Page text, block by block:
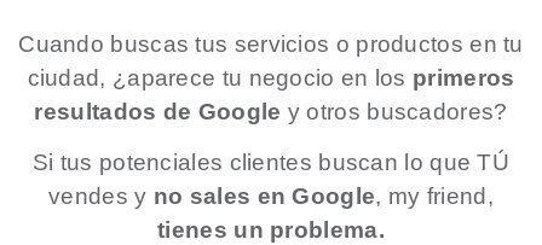
Cuando buscas tus servicios o productos en tu
ciudad, ¿aparece tu negocio en los primeros
resultados de Google y otros buscadores?
Si tus potenciales clientes buscan lo que TÚ
vendes y no sales en Google, my friend,
tienes un problema.